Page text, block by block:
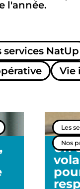
l'année.
services NatUp
Vie
Les
Nos
Un